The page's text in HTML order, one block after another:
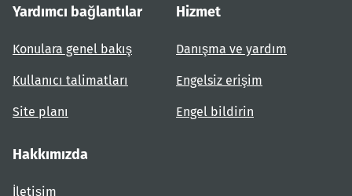
Yardımcı bağlantılar
Konulara genel bakış
Kullanıcı talimatları
Site planı
Hizmet
Danışma ve yardım
Engelsiz erişim
Engel bildirin
Hakkımızda
İletişim